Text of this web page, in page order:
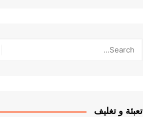
تعبئة و تغليف